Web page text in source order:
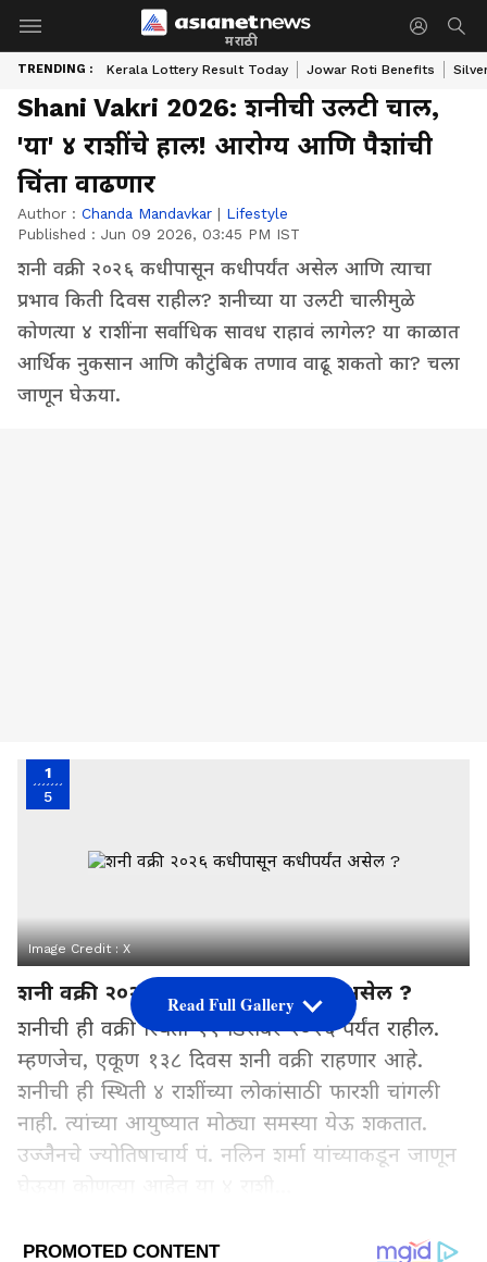
मराठी
TRENDING : Kerala Lottery Result Today Jowar Roti Benefits
Shani Vakri 2026: शनीची उलटी चाल,
'या' ४ राशींचे हाल! आरोग्य आणि पैशांची
चिंता वाढणार
Author : Chanda Mandavkar | Lifestyle
Published : Jun 09 2026, 03:45 PM IST
शनी वक्री २०२६ कधीपासून कधीपर्यंत असेल आणि त्याचा
प्रभाव किती दिवस राहील? शनीच्या या उलटी चालीमुळे
कोणत्या ४ राशींना सर्वाधिक सावध राहावं लागेल? या काळात
आर्थिक नुकसान आणि कौटुंबिक तणाव वाढू शकतो का? चला
जाणून घेऊया.
1
5
Image Credit :X
शनी वक्री २०२६ कधीपासून कधीपर्यंत असेल ?
शनीची ही वक्री स्थिती ११ डिसेंबर २०२६ पर्यंत राहील.
म्हणजेच, एकूण १३८ दिवस शनी वक्री राहणार आहे.
शनीची ही स्थिती ४ राशींच्या लोकांसाठी फारशी चांगली
नाही. त्यांच्या आयुष्यात मोठ्या समस्या येऊ शकतात.
उज्जैनचे ज्योतिषाचार्य पं. नलिन शर्मा यांच्याकडून जाणून
Read Full Gallery